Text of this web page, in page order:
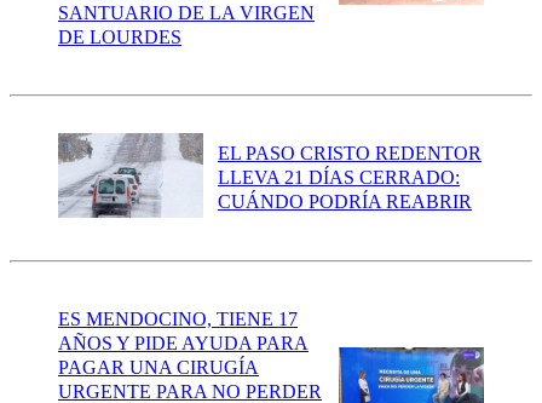
SANTUARIO DE LA VIRGEN
DE LOURDES
EL PASO CRISTO REDENTOR
LLEVA 21 DÍAS CERRADO:
CUÁNDO PODRÍA REABRIR
ES MENDOCINO, TIENE 17
AÑOS Y PIDE AYUDA PARA
PAGAR UNA CIRUGÍA
URGENTE PARA NO PERDER